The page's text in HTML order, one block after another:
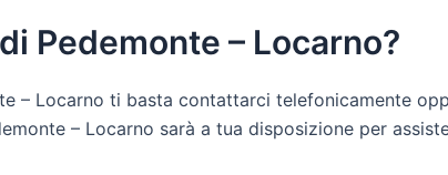
Pedemonte – Locarno?
– Locarno ti basta contattarci telefonicamente
– Locarno sarà a tua disposizione per